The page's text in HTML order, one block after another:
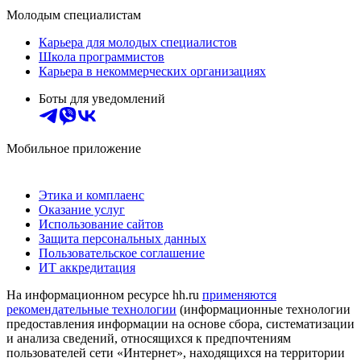
Молодым специалистам
Карьера для молодых специалистов
Школа программистов
Карьера в некоммерческих организациях
Боты для уведомлений
Мобильное приложение
Этика и комплаенс
Оказание услуг
Использование сайтов
Защита персональных данных
Пользовательское соглашение
ИТ аккредитация
На информационном ресурсе hh.ru применяются
рекомендательные технологии (информационные технологии
предоставления информации на основе сбора, систематизации
и анализа сведений, относящихся к предпочтениям
пользователей сети «Интернет», находящихся на территории